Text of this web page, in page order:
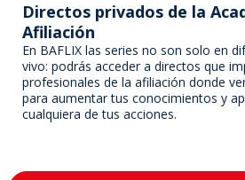
Directos privados de la
Afiliación
En BAFLIX las series no son solo en
vivo: podrás acceder a directos que
profesionales de la afiliación donde
para aumentar tus conocimientos y
cualquiera de tus acciones.